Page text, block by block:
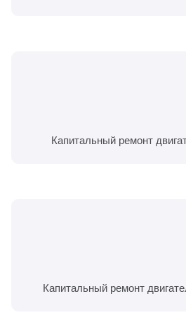
Капитальный ремонт
Капитальный ремонт